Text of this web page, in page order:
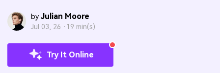
by Julian Moore
Jul 03, 26 · 19 min(s)
Try It Online